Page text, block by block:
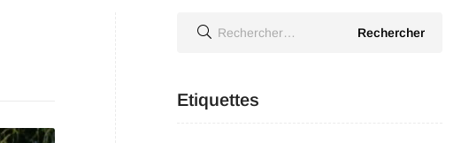
Etiquettes